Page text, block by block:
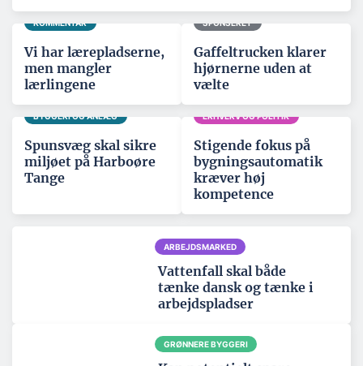
KOMMENTAR
Vi har lærepladserne,
men mangler
lærlingene
SPONSERET
Gaffeltrucken klarer
hjørnerne uden at
vælte
BYGGERI OG ANLÆG
Spunsvæg skal sikre
miljøet på Harboøre
Tange
ERHVERV OG POLITIK
Stigende fokus på
bygningsautomatik
kræver høj
kompetence
ARBEJDSMARKED
Vattenfall skal både
tænke dansk og tænke i
arbejdspladser
GRØNNERE BYGGERI